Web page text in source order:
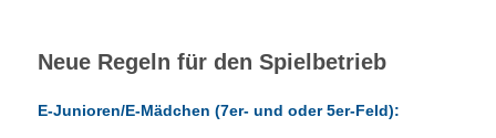
Neue Regeln für den Spielbetrieb
E-Junioren/E-Mädchen (7er- und oder 5er-Feld):